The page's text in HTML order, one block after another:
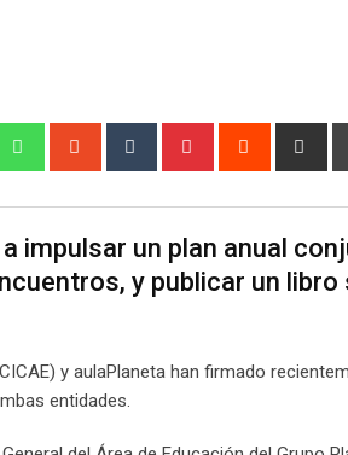
WhatsappStumbleUpon
Tumblr Pinterest Reddit
impulsar un plan anual
y publicar un libro
y aulaPlaneta han firmado
entidades.